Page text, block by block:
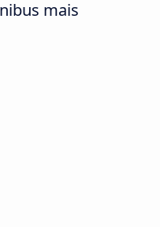
mais